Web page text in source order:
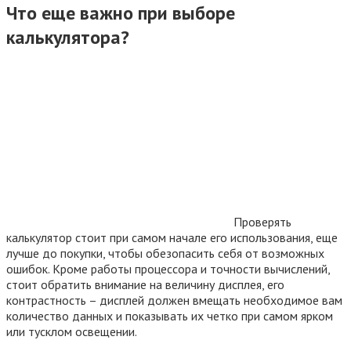
Что еще важно при выборе
калькулятора?
Проверять
калькулятор стоит при самом начале его использования, еще
лучше до покупки, чтобы обезопасить себя от возможных
ошибок. Кроме работы процессора и точности вычислений,
стоит обратить внимание на величину дисплея, его
контрастность – дисплей должен вмещать необходимое вам
количество данных и показывать их четко при самом ярком
или тусклом освещении.